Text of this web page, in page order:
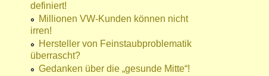
definiert!
Millionen VW-Kunden können nicht
irren!
Hersteller von Feinstaubproblematik
überrascht?
Gedanken über die „gesunde Mitte“!